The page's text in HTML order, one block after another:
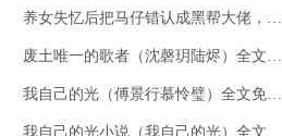
我三巴掌断亲全文免费阅读_（养女失忆
后把马仔错认成黑帮大佬，打我三巴掌
断亲）曲童禹臻最新小说养女失忆后把
马仔错认成黑帮大佬，打我三巴掌断亲
养女失忆后把马仔错认成黑帮大佬，打
我三巴掌断亲曲童禹臻知乎小说全文免
费阅读_（养女失忆后把马仔错认成黑帮
大佬，打我三巴掌断亲）曲童禹臻知乎
废土唯一的歌者（沈磬玥陆烬）全文免
费阅读_废土唯一的歌者最新章节小说免
费阅读废土唯一的歌者
我自己的光（傅景行慕怜璧）全文免费
阅读_我自己的光（傅景行慕怜璧）最新
我自己的光小说（我自己的光）全文免